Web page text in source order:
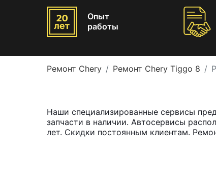
Опыт
работы
Ремонт Chery Ремонт Chery Tiggo 8
Наши специализированные сервисы
запчасти в наличии. Автосервисы
лет. Скидки постоянным клиентам.